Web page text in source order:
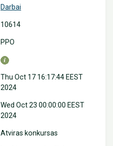
Darbai
10614
PPO
Thu Oct 17 16:17:44 EEST
2024
Wed Oct 23 00:00:00 EEST
2024
Atviras konkursas